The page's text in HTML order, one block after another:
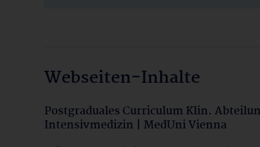
Webseiten-Inhalte
Postgraduales Curriculum Klin.
Intensivmedizin | MedUni Vienna